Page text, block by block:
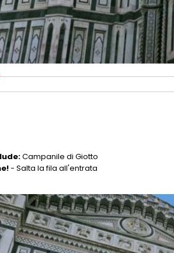
Campanile di Giotto
- Salta la fila all'entrata